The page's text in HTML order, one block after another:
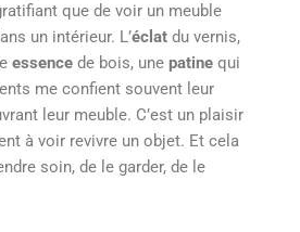
que de voir un meuble
un intérieur. L’éclat du vernis,
essence de bois, une patine qui
me confient souvent leur
leur meuble. C’est un plaisir
à voir revivre un objet. Et cela
soin, de le garder, de le